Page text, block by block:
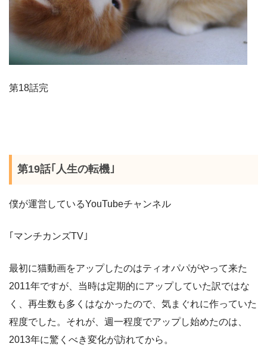
第18話完
第19話｢人生の転機｣
僕が運営しているYouTubeチャンネル
｢マンチカンズTV ｣
最初に猫動画をアップしたのはティオパパがやって来た
2011年ですが、当時は定期的にアップしていた訳ではな
く、再生数も多くはなかったので、気まぐれに作っていた
程度でした。それが、週一程度でアップし始めたのは、
2013年に驚くべき変化が訪れてから。